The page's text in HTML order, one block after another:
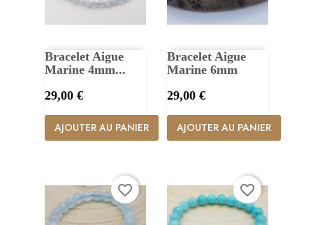
Bracelet Aigue
Marine 4mm...
Prix
29,00 €
AJOUTER AU PANIER
Bracelet Aigue
Marine 6mm
Prix
29,00 €
AJOUTER AU PANIER
favorite_border favorite_border